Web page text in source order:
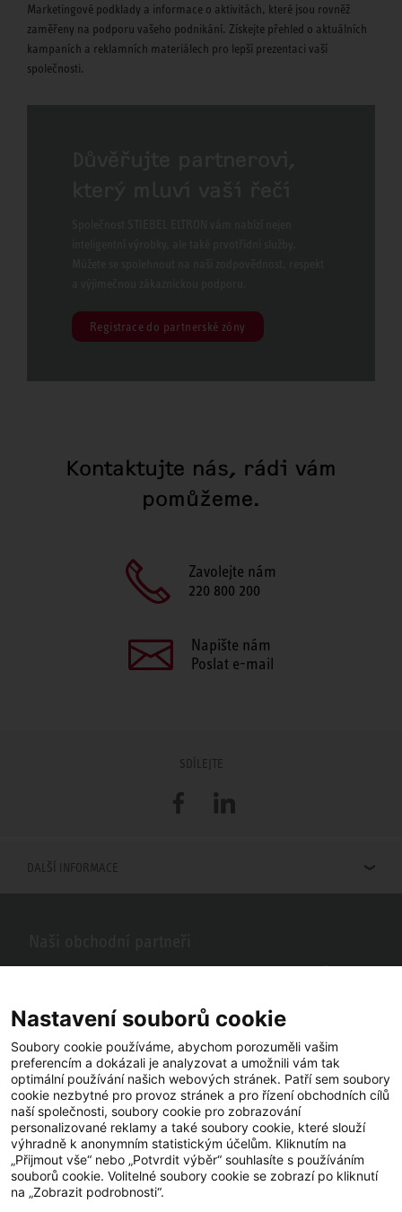
Marketingové podklady a informace o aktivitách, které jsou rovněž
zaměřeny na podporu vašeho podnikání. Získejte přehled o aktuálních
kampaních a reklamních materiálech pro lepší prezentaci vaší
společnosti.
Registrace do partnerské zóny
Kontaktujte nás, rádi vám
pomůžeme.
Zavolejte nám
220 800 200
Napište nám
Poslat e-mail
SDÍLEJTE
FacebookLinkedIn
DALŠÍ INFORMACE
Hledáte obchodní partnery STIEBEL ELTRON ve vašem okolí? Žádný
se vám naši partneři ve vašem okolí.
YouTube Facebook LinkedIn
Nastavení souborů cookie
Soubory cookie používáme, abychom porozuměli vašim
preferencím a dokázali je analyzovat a umožnili vám tak
optimální používání našich webových stránek. Patří sem soubory
cookie nezbytné pro provoz stránek a pro řízení obchodních cílů
naší společnosti, soubory cookie pro zobrazování
personalizované reklamy a také soubory cookie, které slouží
výhradně k anonymním statistickým účelům. Kliknutím na
„Přijmout vše“ nebo „Potvrdit výběr“ souhlasíte s používáním
souborů cookie. Volitelné soubory cookie se zobrazí po kliknutí
na „Zobrazit podrobnosti“.